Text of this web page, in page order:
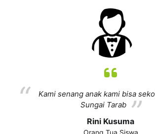
Kami senang anak kami bisa
Sungai Tarab
Rini Kusuma
Orang Tua Siswa